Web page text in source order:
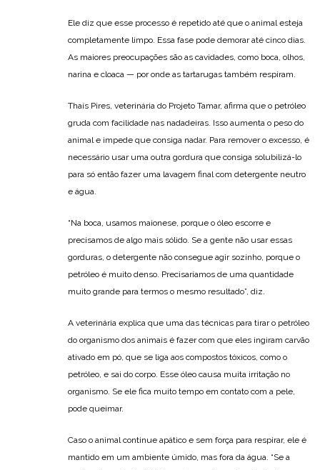
Ele diz que esse processo é repetido até que o animal esteja
completamente limpo. Essa fase pode demorar até cinco dias.
As maiores preocupações são as cavidades, como boca, olhos,
narina e cloaca — por onde as tartarugas também respiram.
Thaís Pires, veterinária do Projeto Tamar, afirma que o petróleo
gruda com facilidade nas nadadeiras. Isso aumenta o peso do
animal e impede que consiga nadar. Para remover o excesso, é
necessário usar uma outra gordura que consiga solubilizá-lo
para só então fazer uma lavagem final com detergente neutro
e água.
“Na boca, usamos maionese, porque o óleo escorre e
precisamos de algo mais sólido. Se a gente não usar essas
gorduras, o detergente não consegue agir sozinho, porque o
petróleo é muito denso. Precisaríamos de uma quantidade
muito grande para termos o mesmo resultado”, diz.
A veterinária explica que uma das técnicas para tirar o petróleo
do organismo dos animais é fazer com que eles ingiram carvão
ativado em pó, que se liga aos compostos tóxicos, como o
petróleo, e sai do corpo. Esse óleo causa muita irritação no
organismo. Se ele fica muito tempo em contato com a pele,
pode queimar.
Caso o animal continue apático e sem força para respirar, ele é
mantido em um ambiente úmido, mas fora da água. “Se a